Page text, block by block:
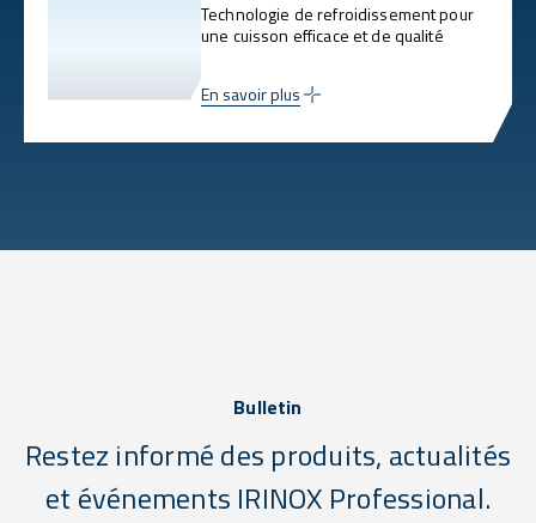
Technologie de refroidissement pour
une cuisson efficace et de qualité
En savoir plus
Bulletin
Restez informé des produits, actualités
et événements IRINOX Professional.